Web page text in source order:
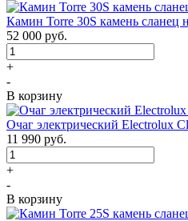
Камин Torre 30S камень сланец
52 000 руб.
+
-
В корзину
Очаг электрический Electrolux
11 990 руб.
+
-
В корзину